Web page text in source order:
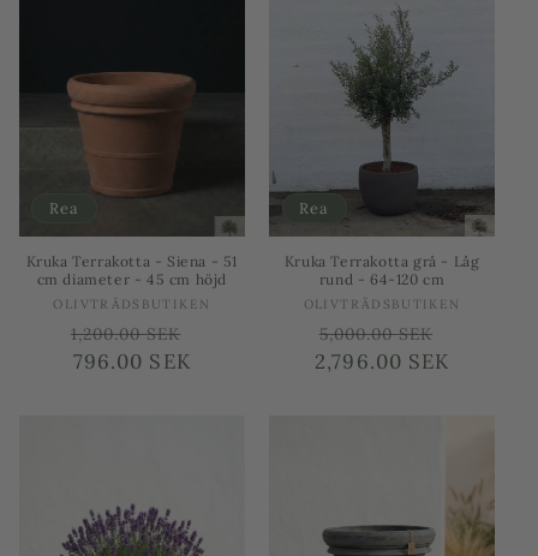
Rea
Kruka Terrakotta - Siena - 51
cm diameter - 45 cm höjd
Säljare:
OLIVTRÄDSBUTIKEN
Ordinarie
pris
1,200.00 SEK
Försäljningspris
796.00 SEK
Rea
Kruka Terrakotta grå - Låg
rund - 64-120 cm
Säljare:
OLIVTRÄDSBUTIKEN
Ordinarie
pris
5,000.00 SEK
2,796.00 SEK